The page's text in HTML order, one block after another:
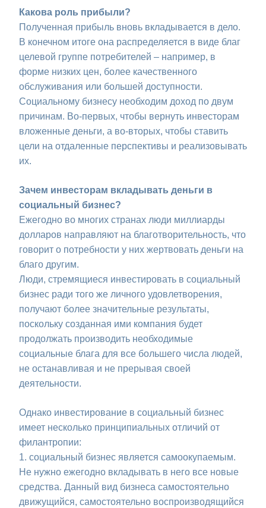
Какова роль прибыли?
Полученная прибыль вновь вкладывается в дело.
В конечном итоге она распределяется в виде благ
целевой группе потребителей – например, в
форме низких цен, более качественного
обслуживания или большей доступности.
Социальному бизнесу необходим доход по двум
причинам. Во-первых, чтобы вернуть инвесторам
вложенные деньги, а во-вторых, чтобы ставить
цели на отдаленные перспективы и реализовывать
их.
Зачем инвесторам вкладывать деньги в
социальный бизнес?
Ежегодно во многих странах люди миллиарды
долларов направляют на благотворительность, что
говорит о потребности у них жертвовать деньги на
благо другим.
Люди, стремящиеся инвестировать в социальный
бизнес ради того же личного удовлетворения,
получают более значительные результаты,
поскольку созданная ими компания будет
продолжать производить необходимые
социальные блага для все большего числа людей,
не останавливая и не прерывая своей
деятельности.
Однако инвестирование в социальный бизнес
имеет несколько принципиальных отличий от
филантропии:
1. социальный бизнес является самоокупаемым.
Не нужно ежегодно вкладывать в него все новые
средства. Данный вид бизнеса самостоятельно
движущийся, самостоятельно воспроизводящийся